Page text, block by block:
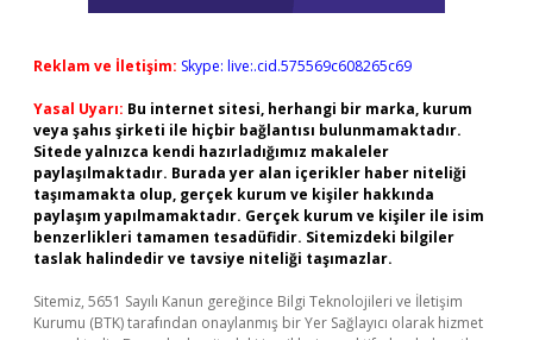
Reklam ve İletişim: Skype: live:.cid.575569c608265c69
Yasal Uyarı: Bu internet sitesi, herhangi bir marka, kurum
veya şahıs şirketi ile hiçbir bağlantısı bulunmamaktadır.
Sitede yalnızca kendi hazırladığımız makaleler
paylaşılmaktadır. Burada yer alan içerikler haber niteliği
taşımamakta olup, gerçek kurum ve kişiler hakkında
paylaşım yapılmamaktadır. Gerçek kurum ve kişiler ile isim
benzerlikleri tamamen tesadüfidir. Sitemizdeki bilgiler
taslak halindedir ve tavsiye niteliği taşımazlar.
Sitemiz, 5651 Sayılı Kanun gereğince Bilgi Teknolojileri ve İletişim
Kurumu (BTK) tarafından onaylanmış bir Yer Sağlayıcı olarak hizmet